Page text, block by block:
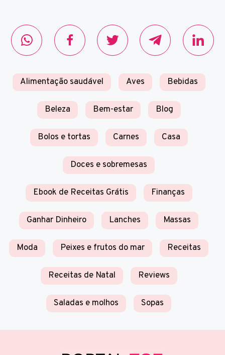
Alimentação saudável Aves Bebidas
Beleza Bem-estar Blog
Bolos e tortas Carnes Casa
Doces e sobremesas
Ebook de Receitas Grátis Finanças
Ganhar Dinheiro Lanches Massas
Moda Peixes e frutos do mar Receitas
Receitas de Natal Reviews
Saladas e molhos Sopas